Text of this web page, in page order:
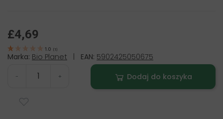
£4,69
1.0 (1)
Marka: Bio Planet | EAN: 5902425050675
- + Dodaj do koszyka